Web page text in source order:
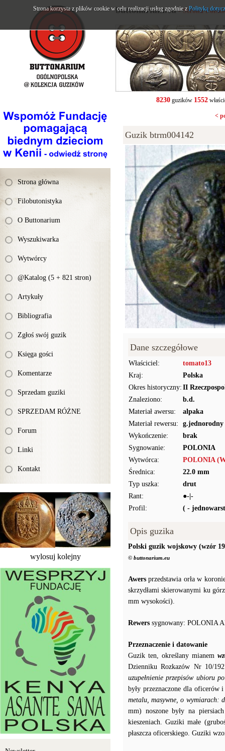
Strona główna
Filobutonistyka
O Buttonarium
Wyszukiwarka
Wytwórcy
@Katalog (5 + 821 stron)
Artykuły
Bibliografia
Zgłoś swój guzik
Księga gości
Komentarze
Sprzedam guziki
SPRZEDAM RÓŻNE
Forum
Linki
Kontakt
wylosuj kolejny
buttonarium.eu- Strona
8230guzików 1552
<
Guzik btrm004142
Dane szczegółowe
Właściciel:
tomato13
Kraj:
Polska
Okres historyczny: II
Znaleziono:
b.d.
Materiał awersu:
alpaka
Materiał rewersu:
g.jednorodny
Wykończenie:
brak
Sygnowanie:
POLONIA
Wytwórca:
POLONIA
Średnica:
22.0 mm
Typ uszka:
drut
Rant:
●-|-
Profil:
( -
Opis guzika
Polski guzik wojskowy (wzór
© buttonarium.eu
Awers przedstawia orła w
skrzydłami skierowanymi ku
mm wysokości).
Rewers sygnowany: POLONIA
Przeznaczenie i datowanie
Guzik ten, określany mianem
Dzienniku Rozkazów Nr 10/
uzupełnienie przepisów ubioru
były przeznaczone dla oficerów
metalu, masywne, o wymiarach:
mm) noszone były na
kieszeniach. Guziki małe
płaszcza oficerskiego. Guziki
Strona korzysta z plików cookie w celu realizacji usług zgodnie zPolityką